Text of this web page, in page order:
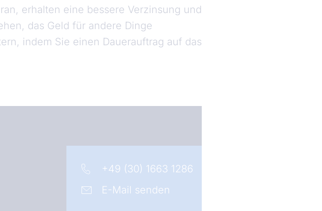
erhalten eine bessere Verzinsung und
das Geld für andere Dinge
indem Sie einen Dauerauftrag auf das
+49 (30) 1663 1286
E-Mail senden